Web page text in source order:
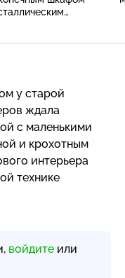
у старой
ждала
с маленькими
и крохотным
интерьера
технике
войдите или